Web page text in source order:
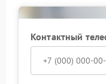
Контактный